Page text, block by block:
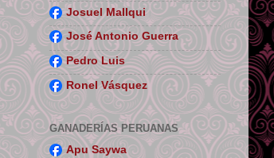
Josuel Mallqui
José Antonio Guerra
Pedro Luis
Ronel Vásquez
GANADERÍAS PERUANAS
Apu Saywa